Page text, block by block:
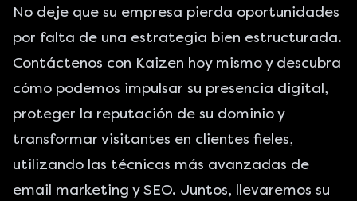
No deje que su empresa pierda oportunidades
por falta de una estrategia bien estructurada.
Contáctenos con Kaizen hoy mismoy descubra
cómo podemos impulsar su presencia digital,
proteger la reputación de su dominio y
transformar visitantes en clientes fieles,
utilizando las técnicas más avanzadas de
email marketing y SEO. Juntos, llevaremos su